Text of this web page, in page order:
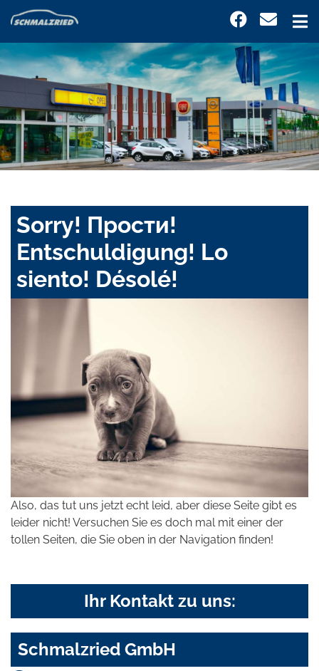
Sorry! Прости!
Entschuldigung! Lo
siento! Désolé!
Also, das tut uns jetzt echt leid, aber diese Seite gibt es
leider nicht! Versuchen Sie es doch mal mit einer der
tollen Seiten, die Sie oben in der Navigation finden!
Ihr Kontakt zu uns:
Schmalzried GmbH